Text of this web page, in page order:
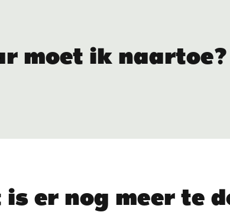
moet ik naartoe?
is er nog meer te